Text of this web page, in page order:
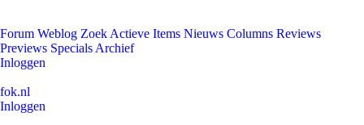
Forum Weblog Zoek Actieve Items Nieuws Columns Reviews
Previews Specials Archief
Inloggen
fok.nl
Inloggen